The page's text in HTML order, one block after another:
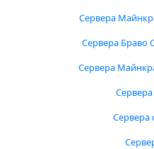
Сервера
Сервера Браво
Сервера
Сервера
Сервера